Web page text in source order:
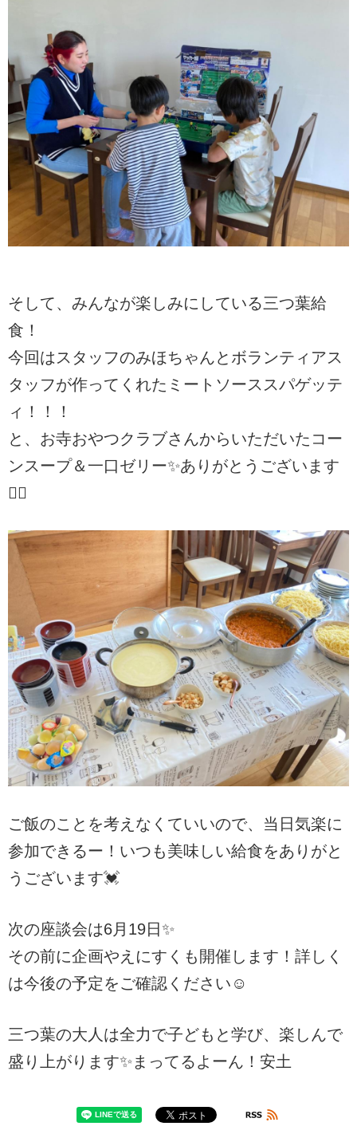
そして、みんなが楽しみにしている三つ葉給
食！
今回はスタッフのみほちゃんとボランティアス
タッフが作ってくれたミートソーススパゲッテ
ィ！！！
と、お寺おやつクラブさんからいただいたコー
ンスープ＆一口ゼリー✨ありがとうございます
🙇‍♀️
ご飯のことを考えなくていいので、当日気楽に
参加できるー！いつも美味しい給食をありがと
うございます💓
次の座談会は6月19日✨
その前に企画やえにすくも開催します！詳しく
は今後の予定をご確認ください☺️
三つ葉の大人は全力で子どもと学び、楽しんで
盛り上がります✨まってるよーん！安土